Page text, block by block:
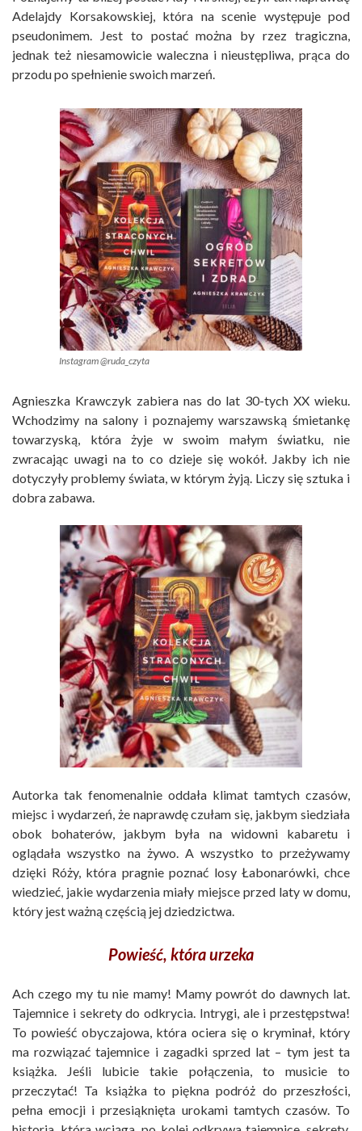
Adelajdy Korsakowskiej, która na scenie występuje pod
pseudonimem. Jest to postać można by rzez tragiczna,
jednak też niesamowicie waleczna i nieustępliwa, prąca do
przodu po spełnienie swoich marzeń.
Instagram @ruda_czyta
Agnieszka Krawczyk zabiera nas do lat 30-tych XX wieku.
Wchodzimy na salony i poznajemy warszawską śmietankę
towarzyską, która żyje w swoim małym światku, nie
zwracając uwagi na to co dzieje się wokół. Jakby ich nie
dotyczyły problemy świata, w którym żyją. Liczy się sztuka i
dobra zabawa.
Autorka tak fenomenalnie oddała klimat tamtych czasów,
miejsc i wydarzeń, że naprawdę czułam się, jakbym siedziała
obok bohaterów, jakbym była na widowni kabaretu i
oglądała wszystko na żywo. A wszystko to przeżywamy
dzięki Róży, która pragnie poznać losy Łabonarówki, chce
wiedzieć, jakie wydarzenia miały miejsce przed laty w domu,
który jest ważną częścią jej dziedzictwa.
Powieść, która urzeka
Ach czego my tu nie mamy! Mamy powrót do dawnych lat.
Tajemnice i sekrety do odkrycia. Intrygi, ale i przestępstwa!
To powieść obyczajowa, która ociera się o kryminał, który
ma rozwiązać tajemnice i zagadki sprzed lat – tym jest ta
książka. Jeśli lubicie takie połączenia, to musicie to
przeczytać! Ta książka to piękna podróż do przeszłości,
pełna emocji i przesiąknięta urokami tamtych czasów. To